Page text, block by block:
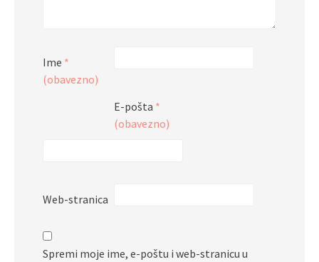
Ime *
(obavezno)
E-pošta *
(obavezno)
Web-stranica
Spremi moje ime, e-poštu i web-stranicu u